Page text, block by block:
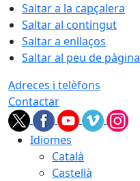
Saltar a la capçalera
Saltar al contingut
Saltar a enllaços
Saltar al peu de pàgina
Adreces i telèfons
Contactar
Idiomes
Català
Castellà